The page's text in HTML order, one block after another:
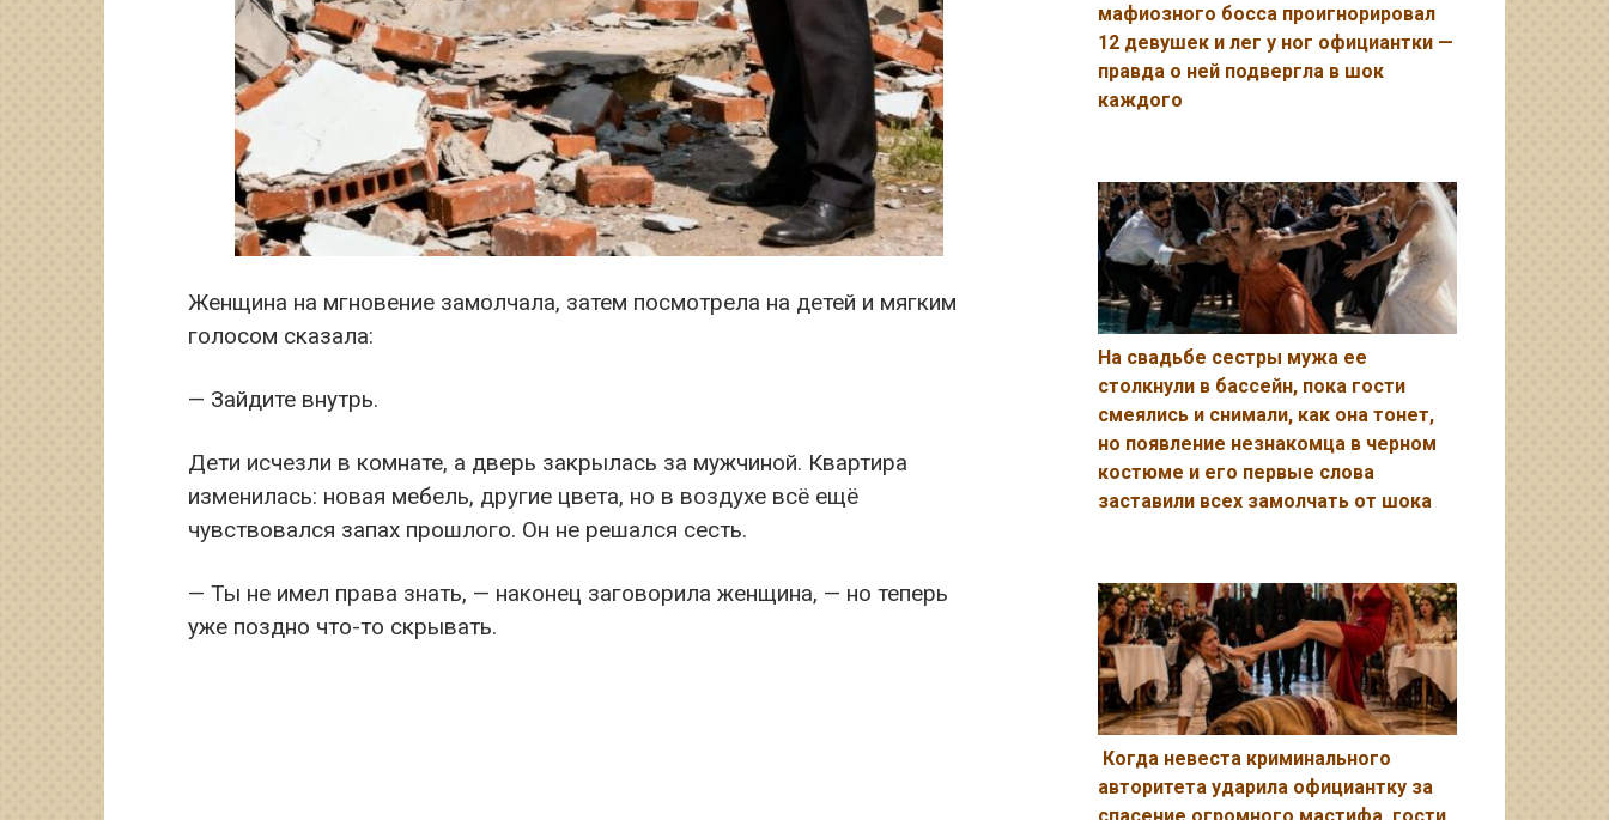
Женщина на мгновение замолчала, затем посмотрела на детей и мягким
голосом сказала:
— Зайдите внутрь.
Дети исчезли в комнате, а дверь закрылась за мужчиной. Квартира
изменилась: новая мебель, другие цвета, но в воздухе всё ещё
чувствовался запах прошлого. Он не решался сесть.
— Ты не имел права знать, — наконец заговорила женщина, — но теперь
уже поздно что-то скрывать.
мафиозного босса проигнорировал
12 девушек и лег у ног официантки —
правда о ней подвергла в шок
каждого
На свадьбе сестры мужа ее
столкнули в бассейн, пока гости
смеялись и снимали, как она тонет,
но появление незнакомца в черном
костюме и его первые слова
заставили всех замолчать от шока
Когда невеста криминального
авторитета ударила официантку за